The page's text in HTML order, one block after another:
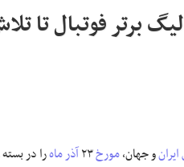
برتر فوتبال تا
و جهان،مورخ۲۳ آذر ماهرا در بسته